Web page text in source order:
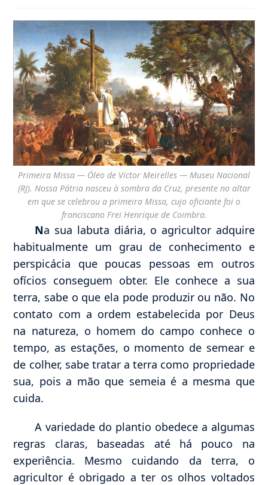
Primeira Missa — Óleo de Victor Meirelles — Museu Nacional
(RJ). Nossa Pátria nasceu à sombra da Cruz, presente no altar
em que se celebrou a primeira Missa, cujo oficiante foi o
franciscano Frei Henrique de Coimbra.
Na sua labuta diária, o agricultor adquire
habitualmente um grau de conhecimento e
perspicácia que poucas pessoas em outros
ofícios conseguem obter. Ele conhece a sua
terra, sabe o que ela pode produzir ou não. No
contato com a ordem estabelecida por Deus
na natureza, o homem do campo conhece o
tempo, as estações, o momento de semear e
de colher, sabe tratar a terra como propriedade
sua, pois a mão que semeia é a mesma que
cuida.
A variedade do plantio obedece a algumas
regras claras, baseadas até há pouco na
experiência. Mesmo cuidando da terra, o
agricultor é obrigado a ter os olhos voltados